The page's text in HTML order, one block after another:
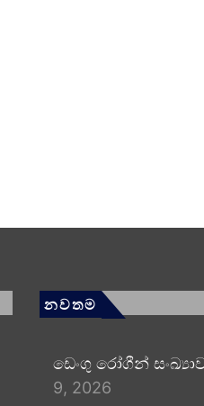
නවතම
ඩෙංගු රෝගීන්
9, 2026